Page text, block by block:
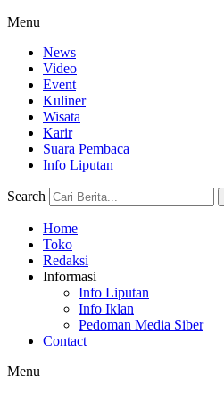
Menu
News
Video
Event
Kuliner
Wisata
Karir
Suara Pembaca
Info Liputan
Search
Home
Toko
Redaksi
Informasi
Info Liputan
Info Iklan
Pedoman Media Siber
Contact
Menu